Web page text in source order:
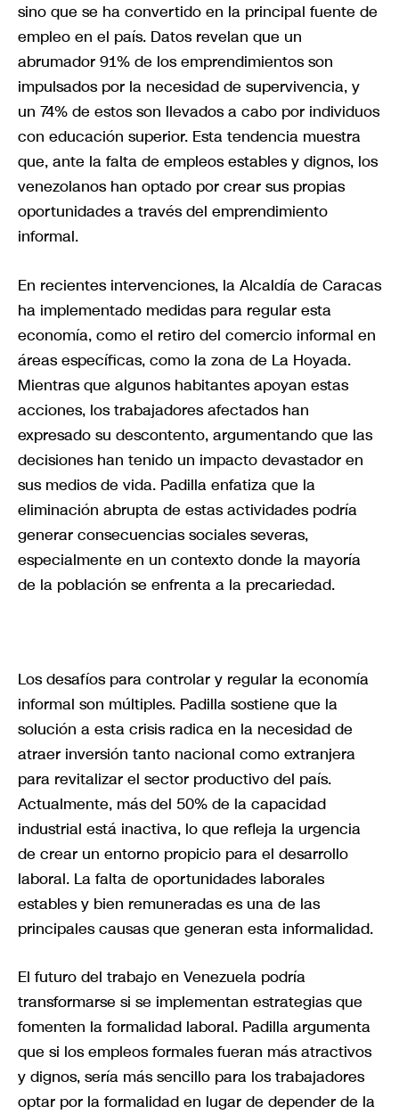
sino que se ha convertido en la principal fuente de
empleo en el país. Datos revelan que un
abrumador 91% de los emprendimientos son
impulsados por la necesidad de supervivencia, y
un 74% de estos son llevados a cabo por individuos
con educación superior. Esta tendencia muestra
que, ante la falta de empleos estables y dignos, los
venezolanos han optado por crear sus propias
oportunidades a través del emprendimiento
informal.
En recientes intervenciones, la Alcaldía de Caracas
ha implementado medidas para regular esta
economía, como el retiro del comercio informal en
áreas específicas, como la zona de La Hoyada.
Mientras que algunos habitantes apoyan estas
acciones, los trabajadores afectados han
expresado su descontento, argumentando que las
decisiones han tenido un impacto devastador en
sus medios de vida. Padilla enfatiza que la
eliminación abrupta de estas actividades podría
generar consecuencias sociales severas,
especialmente en un contexto donde la mayoría
de la población se enfrenta a la precariedad.
Los desafíos para controlar y regular la economía
informal son múltiples. Padilla sostiene que la
solución a esta crisis radica en la necesidad de
atraer inversión tanto nacional como extranjera
para revitalizar el sector productivo del país.
Actualmente, más del 50% de la capacidad
industrial está inactiva, lo que refleja la urgencia
de crear un entorno propicio para el desarrollo
laboral. La falta de oportunidades laborales
estables y bien remuneradas es una de las
principales causas que generan esta informalidad.
El futuro del trabajo en Venezuela podría
transformarse si se implementan estrategias que
fomenten la formalidad laboral. Padilla argumenta
que si los empleos formales fueran más atractivos
y dignos, sería más sencillo para los trabajadores
optar por la formalidad en lugar de depender de la